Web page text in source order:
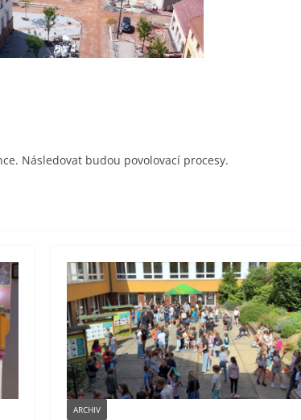
Následovat budou povolovací procesy.
ARCHIV